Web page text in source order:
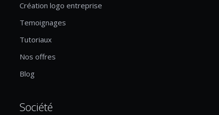
Création logo entreprise
Temoignages
Tutoriaux
Nos offres
Blog
Société